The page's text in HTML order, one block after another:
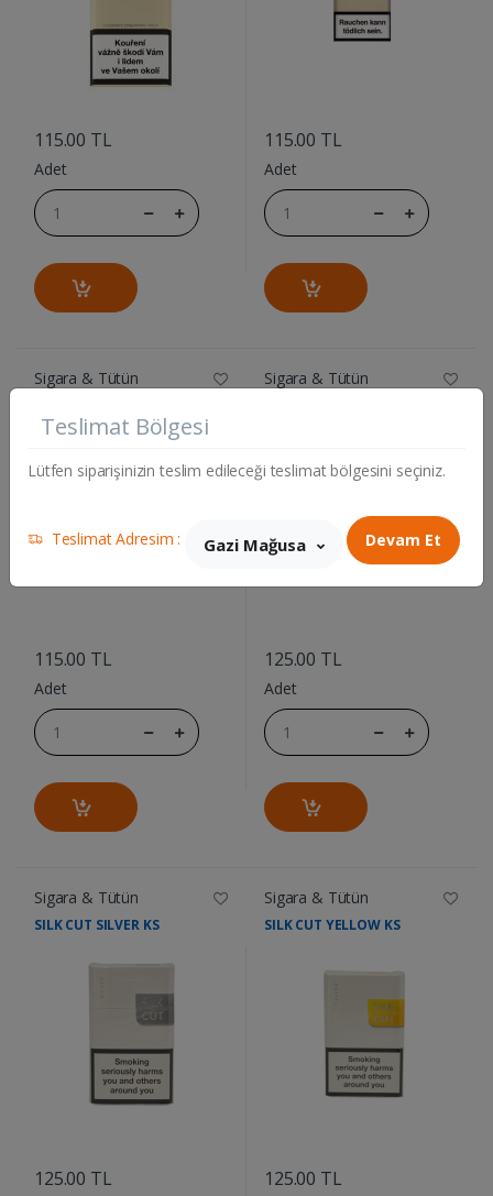
115.00 TL
Adet
115.00 TL
Adet
Sigara & Tütün
115.00 TL
Adet
Sigara & Tütün
125.00 TL
Adet
Sigara & Tütün
SILK CUT SILVER KS
125.00 TL
Sigara & Tütün
SILK CUT YELLOW KS
125.00 TL
Teslimat Bölgesi
Lütfen siparişinizin teslim edileceği teslimat bölgesini seçiniz.
Teslimat Adresim : Gazi Mağusa Devam Et